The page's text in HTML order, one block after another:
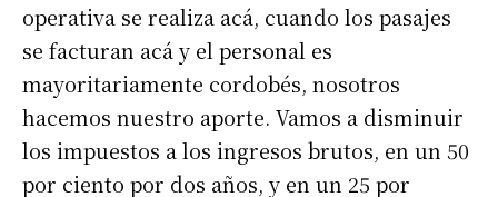
operativa se realiza acá, cuando los pasajes
se facturan acá y el personal es
mayoritariamente cordobés, nosotros
hacemos nuestro aporte. Vamos a disminuir
los impuestos a los ingresos brutos, en un 50
por ciento por dos años, y en un 25 por